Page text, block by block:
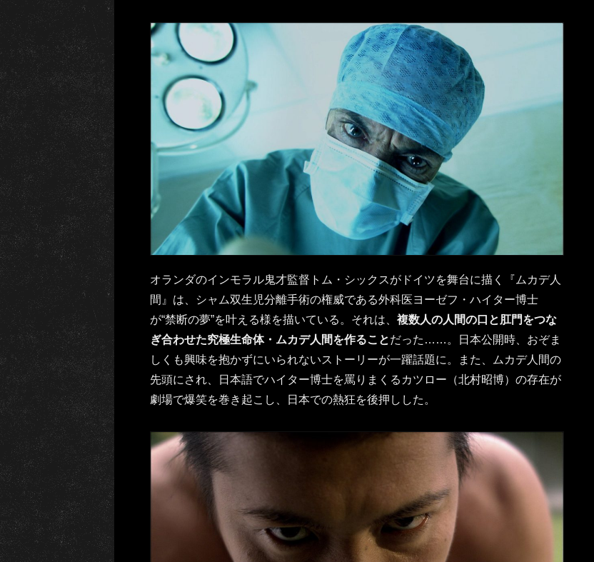
オランダのインモラル鬼才監督トム・シックスがドイツを舞台に描く『ムカデ人
間』は、シャム双生児分離手術の権威である外科医ヨーゼフ・ハイター博士
が“禁断の夢”を叶える様を描いている。それは、 複数人の人間の口と肛門をつな
ぎ合わせた究極生命体・ムカデ人間を作ることだった……。日本公開時、おぞま
しくも興味を抱かずにいられないストーリーが一躍話題に。また、ムカデ人間の
先頭にされ、日本語でハイター博士を罵りまくるカツロー（北村昭博）の存在が
劇場で爆笑を巻き起こし、日本での熱狂を後押しした。